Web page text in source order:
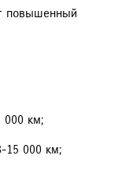
повышенный
000 км;
15 000 км;